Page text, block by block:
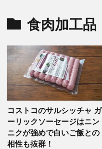
食肉加工品
コストコのサルシッチャ ガ
ーリックソーセージはニン
ニクが強めで白いご飯との
相性も抜群！